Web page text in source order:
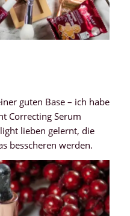
guten Base – ich habe
Correcting Serum
lieben gelernt, die
besscheren werden.